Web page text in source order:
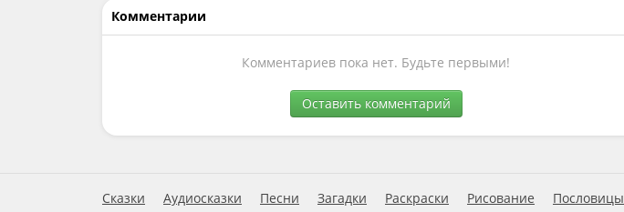
Комментарии
Комментариев пока нет. Будьте первыми!
Оставить комментарий
Сказки Аудиосказки Песни Загадки Раскраски Рисование Пословицы